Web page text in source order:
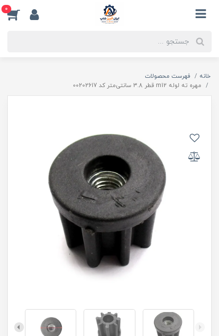
0
خانه
فهرست محصولات
مهره ته لوله m12 قطر 3.8 سانتی‌متر کد 00202617